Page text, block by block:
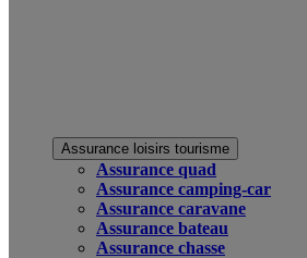
Assurance loisirs tourisme
Assurance quad
Assurance camping-car
Assurance caravane
Assurance bateau
Assurance chasse